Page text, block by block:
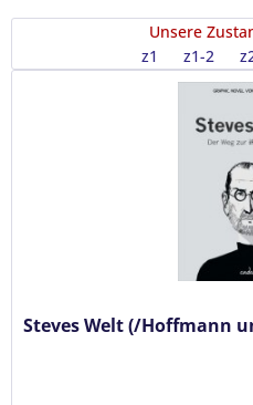
Unsere
z1
z1-2
Steves Welt (/Hoffmann